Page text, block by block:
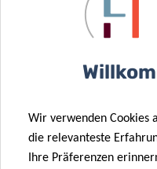
6) WIE
DATEN?
Das Luxemburg Institute
Sensibilität der
Wir verwenden Cookies
die relevanteste
Ihre Präferenzen